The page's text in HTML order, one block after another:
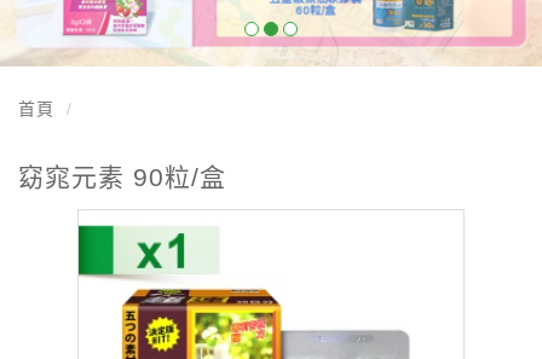
首頁
窈窕元素 90粒/盒